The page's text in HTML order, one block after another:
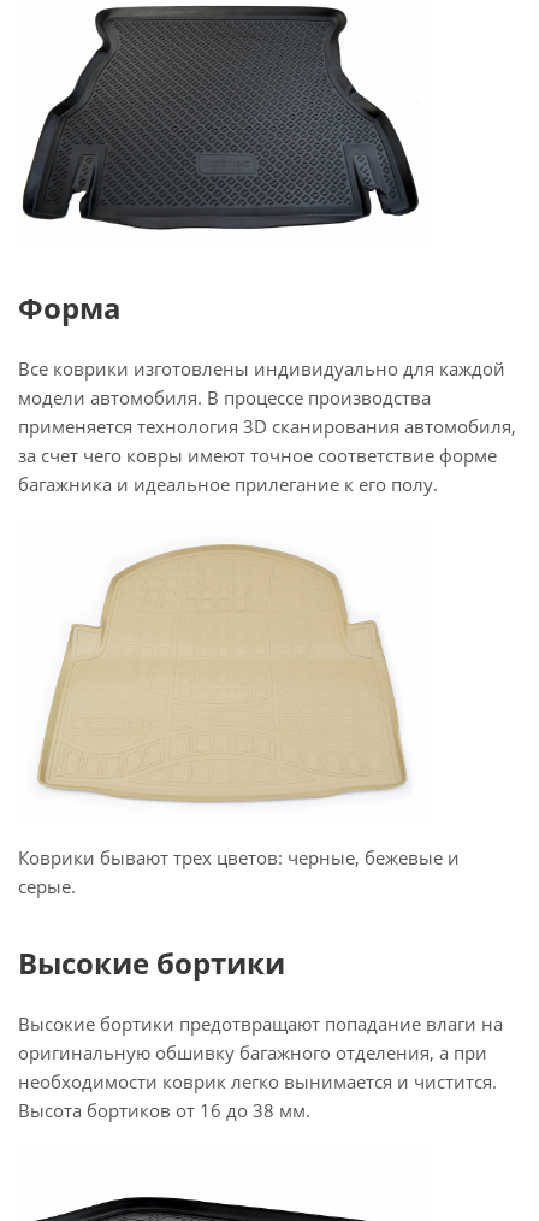
Форма
Все коврики изготовлены индивидуально для каждой
модели автомобиля. В процессе производства
применяется технология 3D сканирования автомобиля,
за счет чего ковры имеют точное соответствие форме
багажника и идеальное прилегание к его полу.
Коврики бывают трех цветов: черные, бежевые и
серые.
Высокие бортики
Высокие бортики предотвращают попадание влаги на
оригинальную обшивку багажного отделения, а при
необходимости коврик легко вынимается и чистится.
Высота бортиков от 16 до 38 мм.